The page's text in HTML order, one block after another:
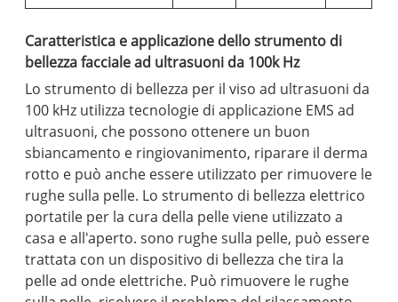
Caratteristica e applicazione dello strumento di
bellezza facciale ad ultrasuoni da 100k Hz
Lo strumento di bellezza per il viso ad ultrasuoni da
100 kHz utilizza tecnologie di applicazione EMS ad
ultrasuoni, che possono ottenere un buon
sbiancamento e ringiovanimento, riparare il derma
rotto e può anche essere utilizzato per rimuovere le
rughe sulla pelle. Lo strumento di bellezza elettrico
portatile per la cura della pelle viene utilizzato a
casa e all'aperto. sono rughe sulla pelle, può essere
trattata con un dispositivo di bellezza che tira la
pelle ad onde elettriche. Può rimuovere le rughe